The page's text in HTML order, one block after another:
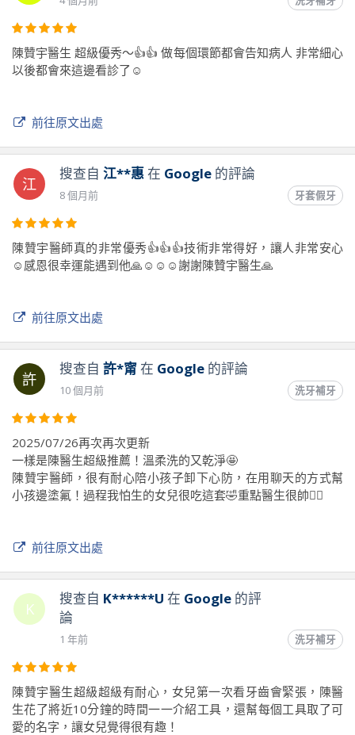
陳贊宇醫生 超級優秀～👍👍 做每個環節都會告知病人 非常細心
以後都會來這邊看診了☺️
前往原文出處
江
搜查自 江**惠在 Google的評論
8 個月前 牙套假牙
陳贊宇醫師真的非常優秀👍👍👍技術非常得好，讓人非常安心
☺️感恩很幸運能遇到他🙏☺️☺️☺️謝謝陳贊宇醫生🙏
前往原文出處
許
搜查自 許*甯在 Google的評論
10 個月前 洗牙補牙
2025/07/26再次再次更新
一樣是陳醫生超級推薦！溫柔洗的又乾淨🤩
陳贊宇醫師，很有耐心陪小孩子卸下心防，在用聊天的方式幫
小孩邊塗氟！過程我怕生的女兒很吃這套🤣重點醫生很帥👍🏻
前往原文出處
K
搜查自 K******U 在 Google的評
論
1 年前 洗牙補牙
陳贊宇醫生超級超級有耐心，女兒第一次看牙齒會緊張，陳醫
生花了將近10分鐘的時間一一介紹工具，還幫每個工具取了可
愛的名字，讓女兒覺得很有趣！